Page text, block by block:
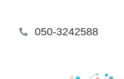
050-3242588